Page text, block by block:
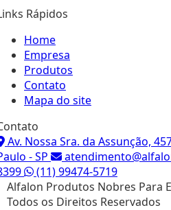
Rápidos
Home
Empresa
Produtos
Contato
Mapa do site
Av. Nossa Sra. da Assunção,
- SP
(11) 99474-5719
Alfalon Produtos Nobres Para
Todos os Direitos Reservados